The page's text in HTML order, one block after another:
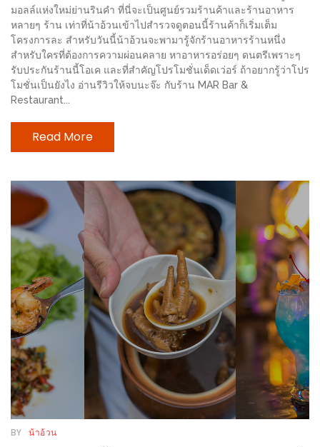
น้า
อ้วน
ชวน
คุย
ความ
เป็น
ตัว
ความ
เป็น
ส่วน
ตัว
ประกาศ
มอลล์แห่งใหม่ย่านรินคำ ที่นี่จะเป็นศูนย์รวมร้านค้าและร้านอาหาร
หลายๆ ร้าน เท่าที่น้าอ้วนเข้าไปสำรวจดูตอนนี้ร้านค้าก็เริ่มเต็ม
โครงการละ สำหรับวันนี้น้าอ้วนจะพามารู้จักร้านอาหารร้านหนึ่ง
สำหรับใครที่ต้องการความผ่อนคลาย หาอาหารอร่อยๆ ดนตรีเพราะๆ
รับประกันร้านนี้โอเค และที่สำคัญโปรโมชั่นเด็ดเว่อร์ ถ้าอยากรู้ว่าโปร
โมชั่นเป็นยังไง อ่านรีวิวให้จบนะจ๊ะ กับร้าน MAR Bar &
Restaurant...
Read More
BY น้าอ้วน